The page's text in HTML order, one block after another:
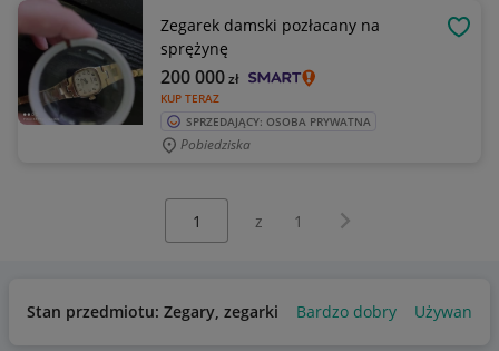
Zegarek damski pozłacany na
sprężynę
KUP TERAZ
200 000zł
SPRZEDAJĄCY: OSOBA PRYWATNA
Pobiedziska
z 1 Następna strona
Stan przedmiotu: Zegary, zegarki Bardzo dobry Używany